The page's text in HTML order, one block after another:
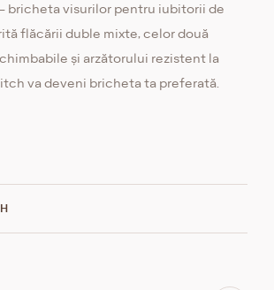
bricheta visurilor pentru iubitorii de
flăcării duble mixte, celor două
și arzătorului rezistent la
va deveni bricheta ta preferată.